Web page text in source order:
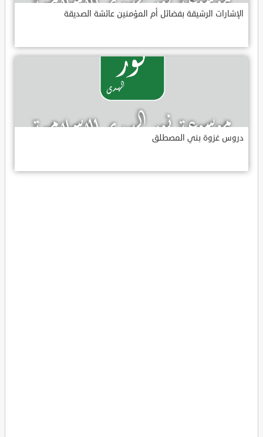
الإشارات الرشيقة بفضائل أم المؤمنين عائشة الصديقة
دروس غزوة بني المصطلق